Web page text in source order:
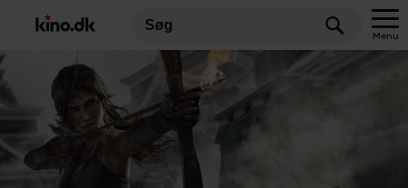
Menu